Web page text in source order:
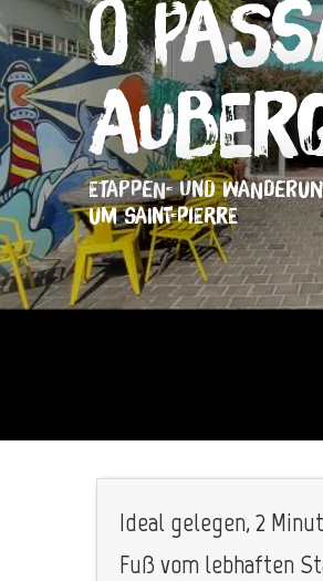
Ô
ETAPPEN- UND
UM SAINT-PIERRE
Ideal gelegen, 2
Fuß vom lebhaften